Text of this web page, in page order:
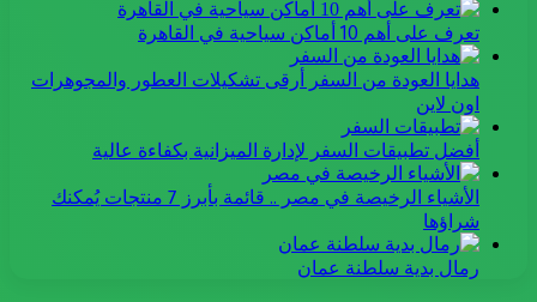
تعرف على أهم 10 أماكن سياحية في القاهرة
هدايا العودة من السفر أرقى تشكيلات العطور والمجوهرات
اون لاين
أفضل تطبيقات السفر لإدارة الميزانية بكفاءة عالية
الأشياء الرخيصة في مصر .. قائمة بأبرز 7 منتجات يُمكنك
شراؤها
رمال بدية سلطنة عمان